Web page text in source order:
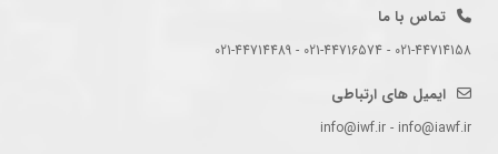
تماس با ما
021-44714158 - 021-44716574 - 021-44714489
ایمیل های ارتباطی
info@iwf.ir - info@iawf.ir